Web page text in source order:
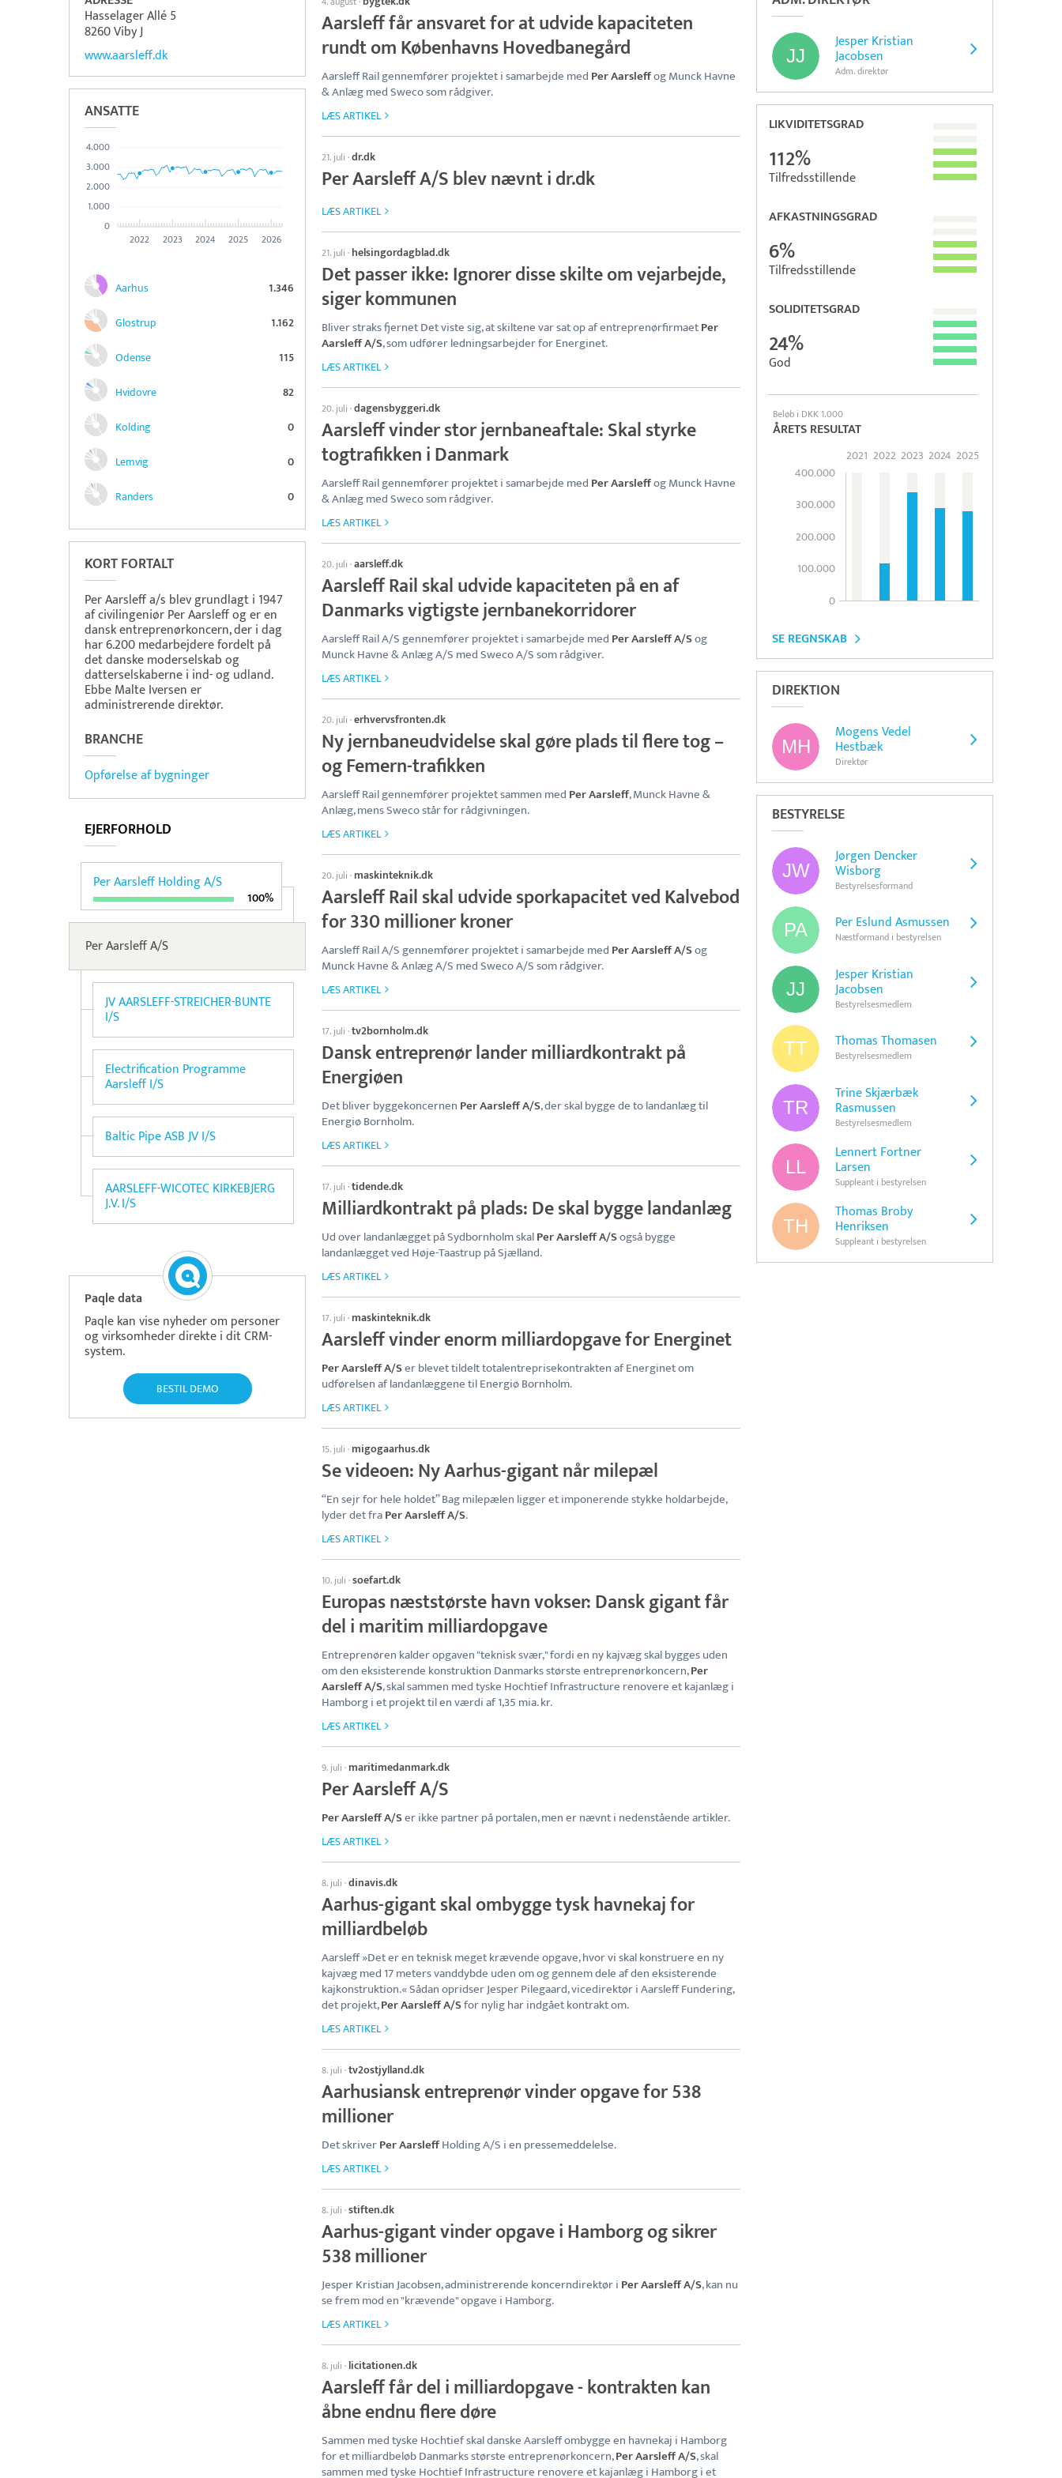
Jesper Kristian
Jacobsen
Adm. direktør
LIKVIDITETSGRAD
112%
Tilfredsstillende
AFKASTNINGSGRAD
6%
Tilfredsstillende
SOLIDITETSGRAD
24%
God
Beløb i DKK 1.000
ÅRETS RESULTAT
400.000
300.000
200.000
100.000
0
2021 2022 2023 2024 2025
SE REGNSKAB
DIREKTION
Mogens Vedel
Hestbæk
Direktør
BESTYRELSE
Jørgen Dencker
Wisborg
Bestyrelsesformand
Per Eslund Asmussen
Næstformand i bestyrelsen
Jesper Kristian
Jacobsen
Bestyrelsesmedlem
Thomas Thomasen
Bestyrelsesmedlem
Trine Skjærbæk
Rasmussen
Bestyrelsesmedlem
Lennert Fortner
Larsen
Suppleant i bestyrelsen
Thomas Broby
Henriksen
Suppleant i bestyrelsen
Hasselager Allé 5
8260 Viby J
www.aarsleff.dk
ANSATTE
2022 2023 2024 2025 2026
0
1.000
2.000
3.000
4.000
Aarhus
1.346
Glostrup
1.162
Odense
115
Hvidovre
82
Kolding
0
Lemvig
0
Randers
0
KORT FORTALT
Per Aarsleff a/s blev grundlagt i 1947
af civilingeniør Per Aarsleff og er en
dansk entreprenørkoncern, der i dag
har 6.200 medarbejdere fordelt på
det danske moderselskab og
datterselskaberne i ind- og udland.
Ebbe Malte Iversen er
administrerende direktør.
BRANCHE
Opførelse af bygninger
EJERFORHOLD
Per Aarsleff Holding A/S
100%
Per Aarsleff A/S
JV AARSLEFF-STREICHER-BUNTE
I/S
Electrification Programme
Aarsleff I/S
Baltic Pipe ASB JV I/S
AARSLEFF-WICOTEC KIRKEBJERG
J.V. I/S
Paqle data
Paqle kan vise nyheder om personer
og virksomheder direkte i dit CRM-
system.
BESTIL DEMO
Aarsleff får ansvaret for at udvide kapaciteten
rundt om Københavns Hovedbanegård
Aarsleff Rail gennemfører projektet i samarbejde med Per Aarsleffog Munck Havne
& Anlæg med Sweco som rådgiver.
LÆS ARTIKEL
21. juli ·dr.dk
Per Aarsleff A/S blev nævnt i dr.dk
LÆS ARTIKEL
21. juli · helsingordagblad.dk
Det passer ikke: Ignorer disse skilte om vejarbejde,
siger kommunen
Bliver straks fjernet Det viste sig, at skiltene var sat op af entreprenørfirmaetPer
Aarsleff A/S, som udfører ledningsarbejder for Energinet.
LÆS ARTIKEL
20. juli ·dagensbyggeri.dk
Aarsleff vinder stor jernbaneaftale: Skal styrke
togtrafikken i Danmark
Aarsleff Rail gennemfører projektet i samarbejde med Per Aarsleffog Munck Havne
& Anlæg med Sweco som rådgiver.
LÆS ARTIKEL
20. juli ·aarsleff.dk
Aarsleff Rail skal udvide kapaciteten på en af
Danmarks vigtigste jernbanekorridorer
Aarsleff Rail A/S gennemfører projektet i samarbejde med Per Aarsleff A/Sog
Munck Havne & Anlæg A/S med Sweco A/S som rådgiver.
LÆS ARTIKEL
20. juli ·erhvervsfronten.dk
Ny jernbaneudvidelse skal gøre plads til flere tog –
og Femern-trafikken
Aarsleff Rail gennemfører projektet sammen med Per Aarsleff, Munck Havne &
Anlæg, mens Sweco står for rådgivningen.
LÆS ARTIKEL
20. juli · maskinteknik.dk
Aarsleff Rail skal udvide sporkapacitet ved Kalvebod
for 330 millioner kroner
Aarsleff Rail A/S gennemfører projektet i samarbejde med Per Aarsleff A/Sog
Munck Havne & Anlæg A/S med Sweco A/S som rådgiver.
LÆS ARTIKEL
17. juli ·tv2bornholm.dk
Dansk entreprenør lander milliardkontrakt på
Energiøen
Det bliver byggekoncernen Per Aarsleff A/S, der skal bygge de to landanlæg til
Energiø Bornholm.
LÆS ARTIKEL
17. juli ·tidende.dk
Milliardkontrakt på plads: De skal bygge landanlæg
Ud over landanlægget på Sydbornholm skalPer Aarsleff A/Sogså bygge
landanlægget ved Høje-Taastrup på Sjælland.
LÆS ARTIKEL
17. juli · maskinteknik.dk
Aarsleff vinder enorm milliardopgave for Energinet
Per Aarsleff A/Ser blevet tildelt totalentreprisekontrakten af Energinet om
udførelsen af landanlæggene til Energiø Bornholm.
LÆS ARTIKEL
15. juli · migogaarhus.dk
Se videoen: Ny Aarhus-gigant når milepæl
“En sejr for hele holdet” Bag milepælen ligger et imponerende stykke holdarbejde,
lyder det fraPer Aarsleff A/S.
LÆS ARTIKEL
10. juli ·soefart.dk
Europas næststørste havn vokser: Dansk gigant får
del i maritim milliardopgave
Entreprenøren kalder opgaven "teknisk svær," fordi en ny kajvæg skal bygges uden
om den eksisterende konstruktion Danmarks største entreprenørkoncern,Per
Aarsleff A/S, skal sammen med tyske Hochtief Infrastructure renovere et kajanlæg i
Hamborg i et projekt til en værdi af 1,35 mia. kr.
LÆS ARTIKEL
9. juli · maritimedanmark.dk
Per Aarsleff A/S
Per Aarsleff A/Ser ikke partner på portalen, men er nævnt i nedenstående artikler.
LÆS ARTIKEL
8. juli ·dinavis.dk
Aarhus-gigant skal ombygge tysk havnekaj for
milliardbeløb
Aarsleff »Det er en teknisk meget krævende opgave, hvor vi skal konstruere en ny
kajvæg med 17 meters vanddybde uden om og gennem dele af den eksisterende
kajkonstruktion.« Sådan opridser Jesper Pilegaard, vicedirektør i Aarsleff Fundering,
det projekt,Per Aarsleff A/Sfor nylig har indgået kontrakt om.
LÆS ARTIKEL
8. juli ·tv2ostjylland.dk
Aarhusiansk entreprenør vinder opgave for 538
millioner
Det skriverPer AarsleffHolding A/S i en pressemeddelelse.
LÆS ARTIKEL
8. juli ·stiften.dk
Aarhus-gigant vinder opgave i Hamborg og sikrer
538 millioner
Jesper Kristian Jacobsen, administrerende koncerndirektør i Per Aarsleff A/S, kan nu
se frem mod en "krævende" opgave i Hamborg.
LÆS ARTIKEL
8. juli · licitationen.dk
Aarsleff får del i milliardopgave - kontrakten kan
åbne endnu flere døre
Sammen med tyske Hochtief skal danske Aarsleff ombygge en havnekaj i Hamborg
for et milliardbeløb Danmarks største entreprenørkoncern,Per Aarsleff A/S, skal
sammen med tyske Hochtief Infrastructure renovere et kajanlæg i Hamborg i et